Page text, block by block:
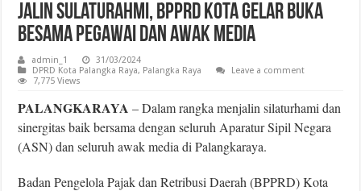
Jalin Sulaturahmi, BPPRD Kota Gelar Buka
Besama Pegawai dan Awak Media
admin_1
31/03/2024
DPRD Kota Palangka Raya, Palangka Raya
Leave a comment
7,775 Views
PALANGKARAYA – Dalam rangka menjalin silaturhami dan
sinergitas baik bersama dengan seluruh Aparatur Sipil Negara
(ASN) dan seluruh awak media di Palangkaraya.
Badan Pengelola Pajak dan Retribusi Daerah (BPPRD) Kota